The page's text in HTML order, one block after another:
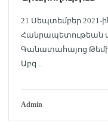
21 Սեպտեմբեր
Հանրապետութեան
Գանատահայոց
Աբգ...
Admin